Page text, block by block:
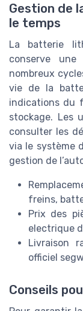
Gestion de
le temps
La batterie
conserve
nombreux
vie de la
indications du
stockage. Les
consulter les
via le système
gestion de
freins,
Prix des
electrique
Livraison
officiel
Conseils